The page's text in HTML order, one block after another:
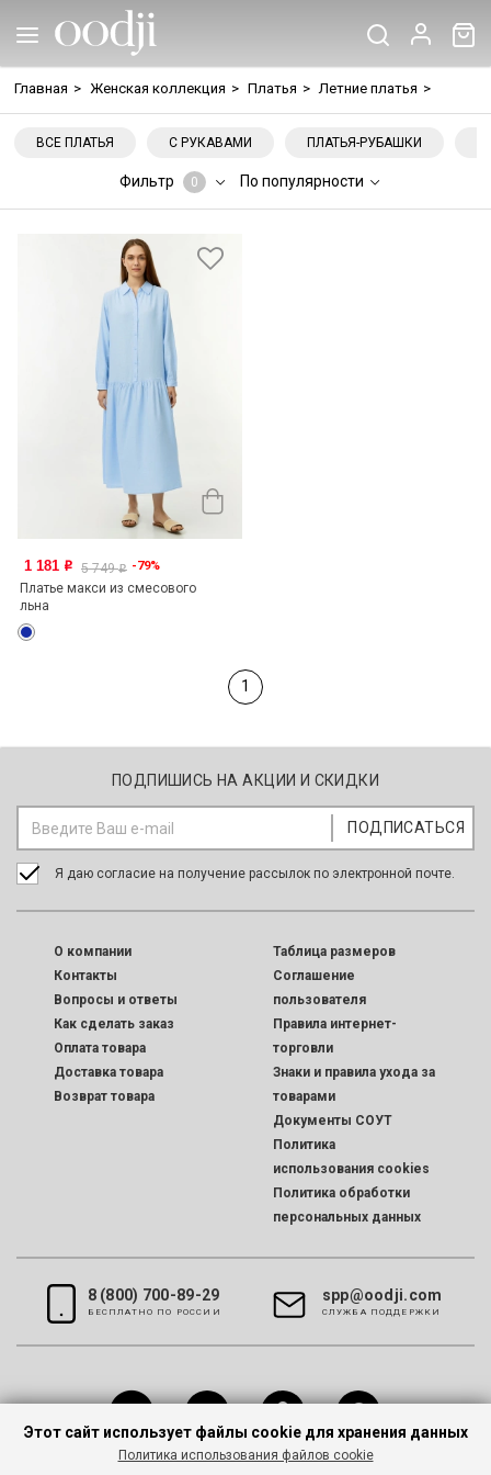
Главная > Женская коллекция > Платья > Летние платья >
ВСЕ ПЛАТЬЯ С РУКАВАМИ ПЛАТЬЯ-РУБАШКИ
Фильтр 0 По популярности
1 181 o 5 749o -79%
Платье макси из смесового
льна
1
ПОДПИШИСЬ НА АКЦИИ И СКИДКИ
Я даю согласие на получение рассылок по электронной почте.
O компании
Контакты
Вопросы и ответы
Как сделать заказ
Оплата товара
Доставка товара
Возврат товара
Таблица размеров
Соглашение
пользователя
Правила интернет-
торговли
Знаки и правила ухода за
товарами
Документы СОУТ
Политика
использования cookies
Политика обработки
персональных данных
8 (800) 700-89-29
БЕСПЛАТНО ПО РОССИИ
spp@oodji.com
CЛУЖБА ПОДДЕРЖКИ
Этот сайт использует файлы cookie для хранения данных
Политика использования файлов cookie